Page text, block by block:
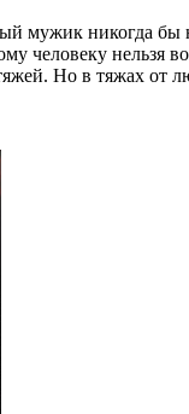
мужик никогда
человеку нельзя
Но в тяжах от